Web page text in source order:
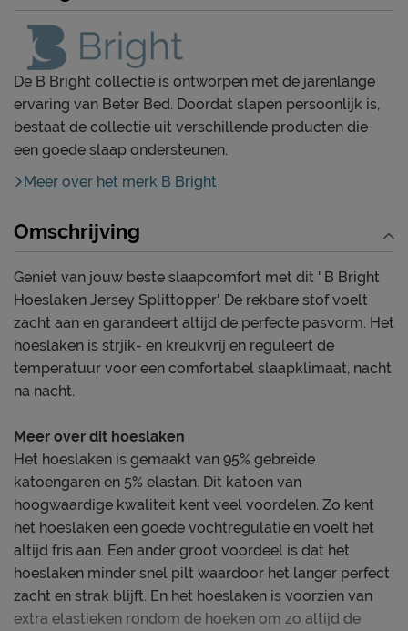
De B Bright collectie is ontworpen met de jarenlange
ervaring van Beter Bed. Doordat slapen persoonlijk is,
bestaat de collectie uit verschillende producten die
een goede slaap ondersteunen.
Meer over het merk B Bright
Omschrijving
Geniet van jouw beste slaapcomfort met dit ' B Bright
Hoeslaken Jersey Splittopper'. De rekbare stof voelt
zacht aan en garandeert altijd de perfecte pasvorm. Het
hoeslaken is strjik- en kreukvrij en reguleert de
temperatuur voor een comfortabel slaapklimaat, nacht
na nacht.
Meer over dit hoeslaken
Het hoeslaken is gemaakt van 95% gebreide
katoengaren en 5% elastan. Dit katoen van
hoogwaardige kwaliteit kent veel voordelen. Zo kent
het hoeslaken een goede vochtregulatie en voelt het
altijd fris aan. Een ander groot voordeel is dat het
hoeslaken minder snel pilt waardoor het langer perfect
zacht en strak blijft. En het hoeslaken is voorzien van
extra elastieken rondom de hoeken om zo altijd de